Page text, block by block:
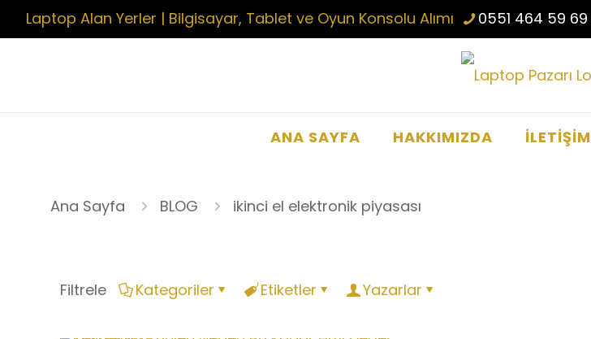
Laptop Alan Yerler | Bilgisayar, Tablet ve Oyun Konsolu Alımı 0551 464 59 69
ANA SAYFA HAKKIMIZDA İLETİŞİM
Ana Sayfa BLOG ikinci el elektronik piyasası
Filtrele Kategoriler Etiketler Yazarlar